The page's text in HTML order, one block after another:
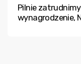
Pilnie
wynagrodzenie,